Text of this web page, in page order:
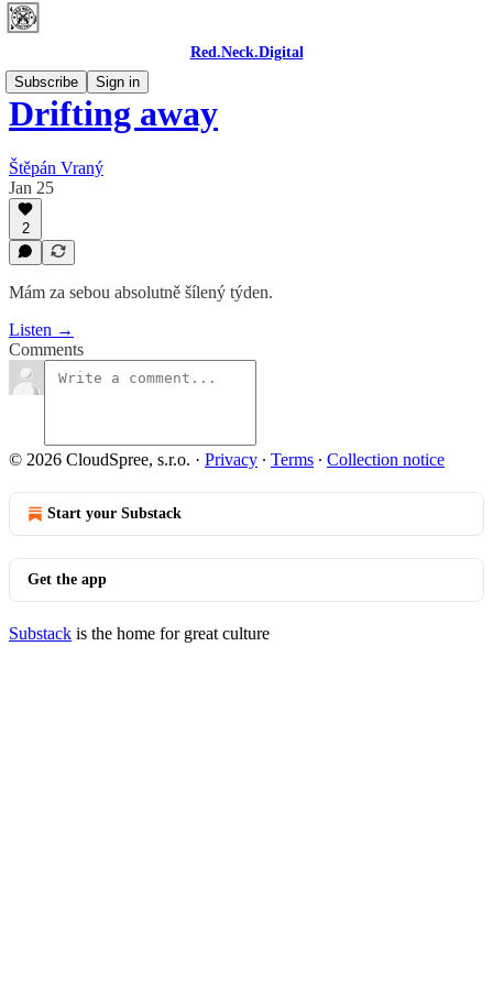
Red.Neck.Digital
Subscribe
Sign in
Drifting away
Štěpán Vraný
Jan 25
2
Mám za sebou absolutně šílený týden.
Listen →
Comments
© 2026 CloudSpree, s.r.o. · Privacy ∙ Terms ∙ Collection notice
Start your Substack
Get the app
Substack is the home for great culture